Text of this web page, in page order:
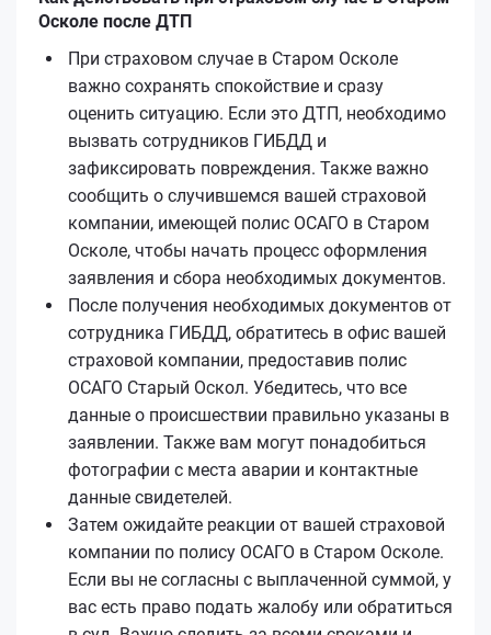
Осколе после ДТП
При страховом случае в Старом Осколе
важно сохранять спокойствие и сразу
оценить ситуацию. Если это ДТП, необходимо
вызвать сотрудников ГИБДД и
зафиксировать повреждения. Также важно
сообщить о случившемся вашей страховой
компании, имеющей полис ОСАГО в Старом
Осколе, чтобы начать процесс оформления
заявления и сбора необходимых документов.
После получения необходимых документов от
сотрудника ГИБДД, обратитесь в офис вашей
страховой компании, предоставив полис
ОСАГО Старый Оскол. Убедитесь, что все
данные о происшествии правильно указаны в
заявлении. Также вам могут понадобиться
фотографии с места аварии и контактные
данные свидетелей.
Затем ожидайте реакции от вашей страховой
компании по полису ОСАГО в Старом Осколе.
Если вы не согласны с выплаченной суммой, у
вас есть право подать жалобу или обратиться